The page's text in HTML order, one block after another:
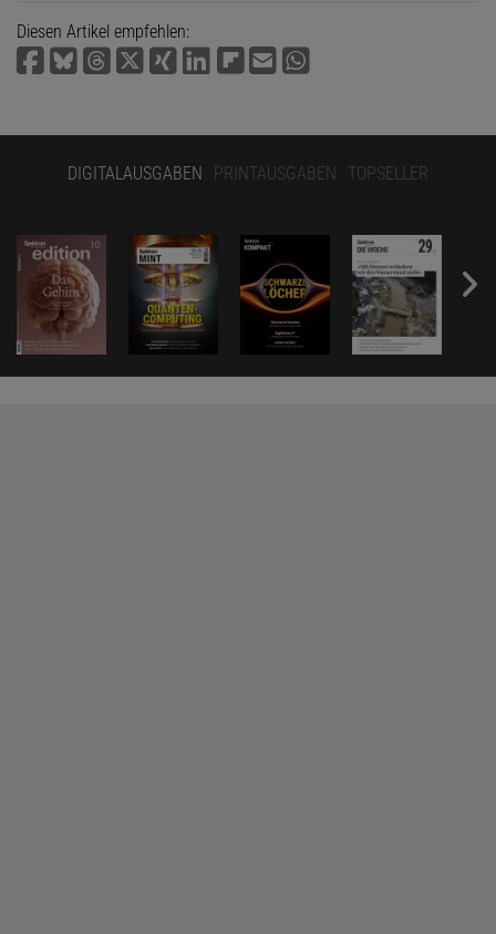
Diesen Artikel empfehlen:
DIGITALAUSGABEN PRINTAUSGABEN TOPSELLER